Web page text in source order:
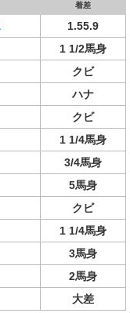
着差
1.55.9
1 1/2馬身
クビ
ハナ
クビ
1 1/4馬身
3/4馬身
5馬身
クビ
1 1/4馬身
3馬身
2馬身
大差